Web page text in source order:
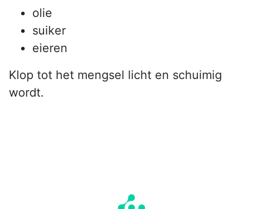
olie
suiker
eieren
Klop tot het mengsel licht en schuimig
wordt.